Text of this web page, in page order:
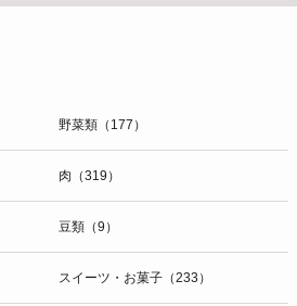
・追加または削除・利用の停止・消去お
「開示等」といいます。）に応じます。
ことの任意性及び当該情報を与えなかっ
ますが、当社が依頼する情報の提供がな
合はサービスの提供やご対応等に支障を
でご了承下さい。
野菜類（177）
肉（319）
豆類（9）
スイーツ・お菓子（233）